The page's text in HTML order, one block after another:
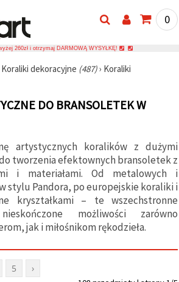
0
260zł i otrzymaj DARMOWĄ WYSYŁKĘ!
Koraliki dekoracyjne (487)› Koraliki
DO BRANSOLETEK W
artystycznych koralików z dużymi
tworzenia efektownych bransoletek z
i materiałami. Od metalowych i
stylu Pandora, po europejskie koraliki i
kryształkami – te wszechstronne
możliwości zarówno
jak i miłośnikom rękodzieła.
5 ›